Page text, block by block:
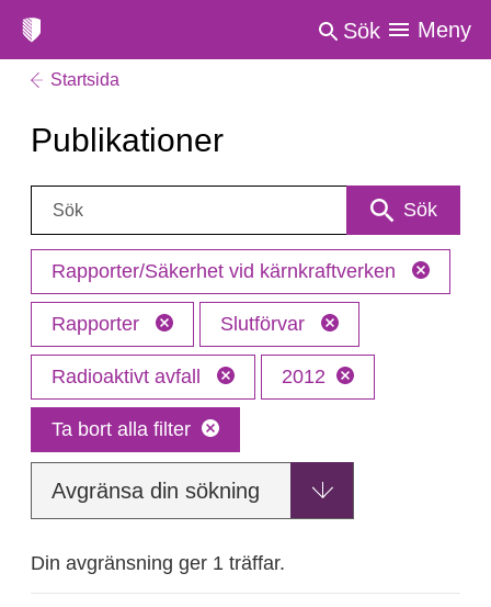
Sök Meny
Startsida
Publikationer
Sök: Sök
Rapporter/Säkerhet vid kärnkraftverken
Rapporter Slutförvar
Radioaktivt avfall 2012
Ta bort alla filter
Avgränsa din sökning
Din avgränsning ger 1 träffar.